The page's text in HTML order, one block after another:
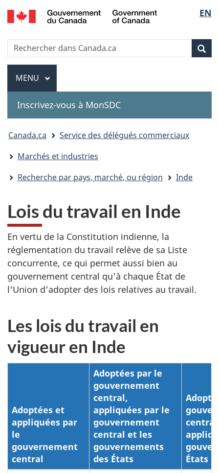
Passer
au
principal
Passer
à
Au
sujet
»
Passer
à
version
HTML
de
la
EN
Government
Recherche
Rechercher
dans
Canada.ca
Menu
MENU PRINCIPAL
Inscrivez-vous à MonSDC
You
are
here:
Canada.ca
Service des délégués commerciaux
Marchés et industries
Recherche par pays, marché, ou région
Inde
Lois du travail en Inde
En vertu de la Constitution indienne, la
réglementation du travail relève de sa Liste
concurrente, ce qui permet aussi bien au
gouvernement central qu'à chaque État de
l'Union d'adopter des lois relatives au travail.
Les lois du travail en
vigueur en Inde
Adoptées et
appliquées par
le
gouvernement
central
Adoptées par le
gouvernement
central,
appliquées par le
gouvernement
central et les
gouvernements
des États
États